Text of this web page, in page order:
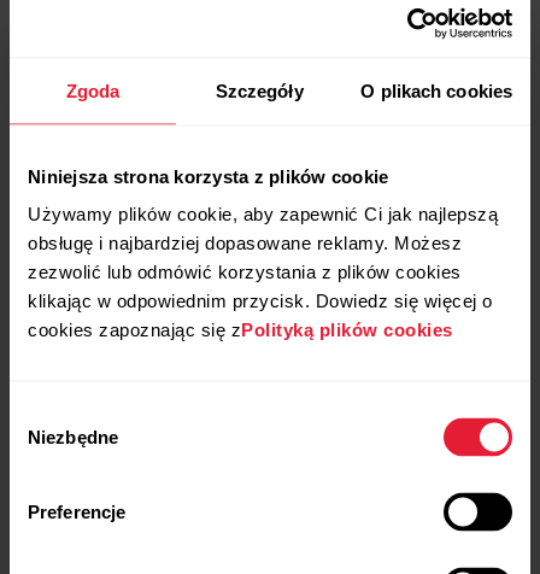
Zgoda Szczegóły O plikach cookies
Niniejsza strona korzysta z plików cookie
Używamy plików cookie, aby zapewnić Ci jak najlepszą
obsługę i najbardziej dopasowane reklamy. Możesz
zezwolić lub odmówić korzystania z plików cookies
klikając w odpowiednim przycisk. Dowiedz się więcej o
cookies zapoznając się zPolityką plików cookies
zgody
Niezbędne
Preferencje